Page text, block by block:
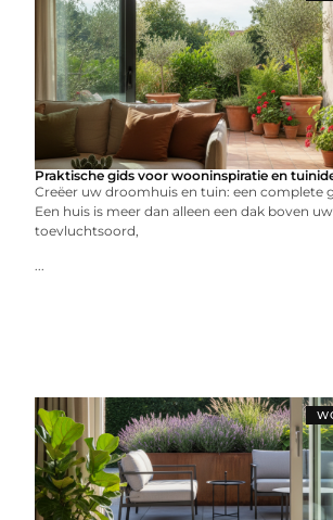
Praktische gids voor wooninspiratie en
Creëer uw droomhuis en tuin: een complete
Een huis is meer dan alleen een dak boven
toevluchtsoord,
...